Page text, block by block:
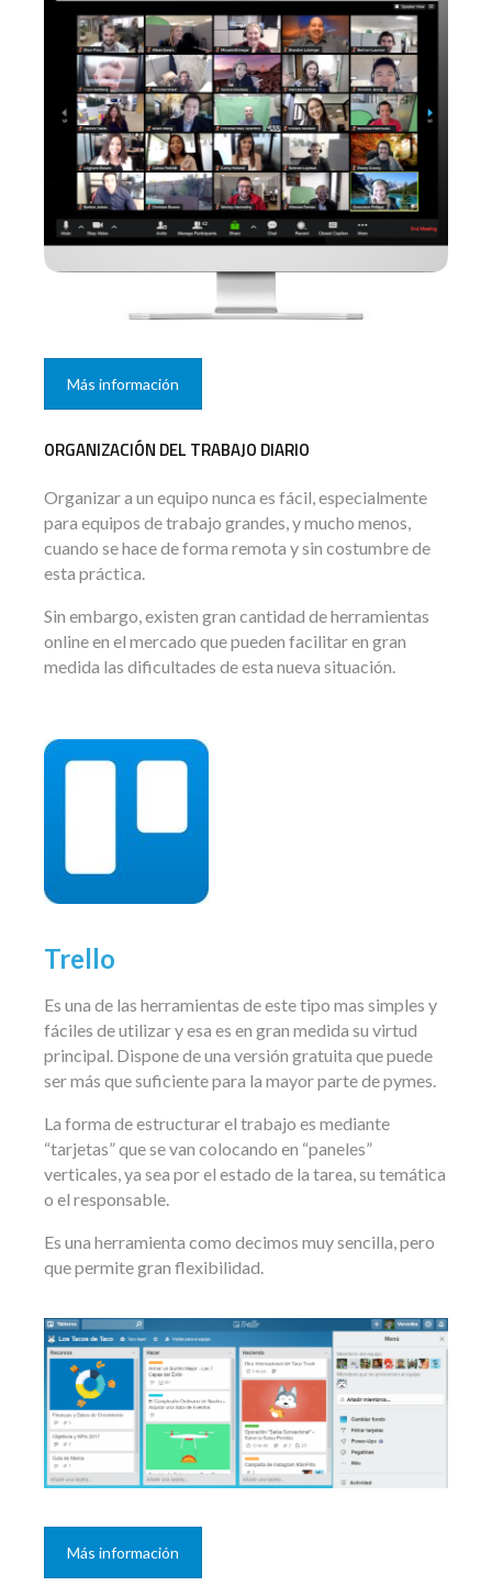
Más información
ORGANIZACIÓN DEL TRABAJO DIARIO
Organizar a un equipo nunca es fácil, especialmente
para equipos de trabajo grandes, y mucho menos,
cuando se hace de forma remota y sin costumbre de
esta práctica.
Sin embargo, existen gran cantidad de herramientas
online en el mercado que pueden facilitar en gran
medida las dificultades de esta nueva situación.
Trello
Es una de las herramientas de este tipo mas simples y
fáciles de utilizar y esa es en gran medida su virtud
principal. Dispone de una versión gratuita que puede
ser más que suficiente para la mayor parte de pymes.
La forma de estructurar el trabajo es mediante
“tarjetas” que se van colocando en “paneles”
verticales, ya sea por el estado de la tarea, su temática
o el responsable.
Es una herramienta como decimos muy sencilla, pero
que permite gran flexibilidad.
Más información